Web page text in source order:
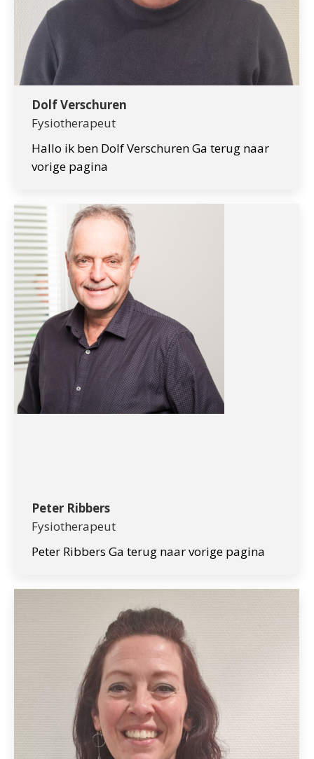
Dolf Verschuren
Fysiotherapeut
Hallo ik ben Dolf Verschuren Ga terug naar
vorige pagina
Peter Ribbers
Fysiotherapeut
Peter Ribbers Ga terug naar vorige pagina